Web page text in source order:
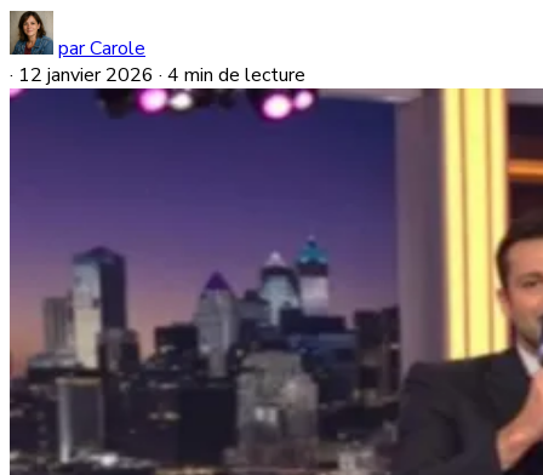
par Carole
· 12 janvier 2026 · 4 min de lecture